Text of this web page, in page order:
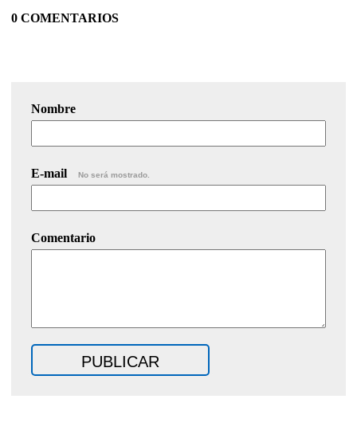
0 COMENTARIOS
Nombre
E-mail No será mostrado.
Comentario